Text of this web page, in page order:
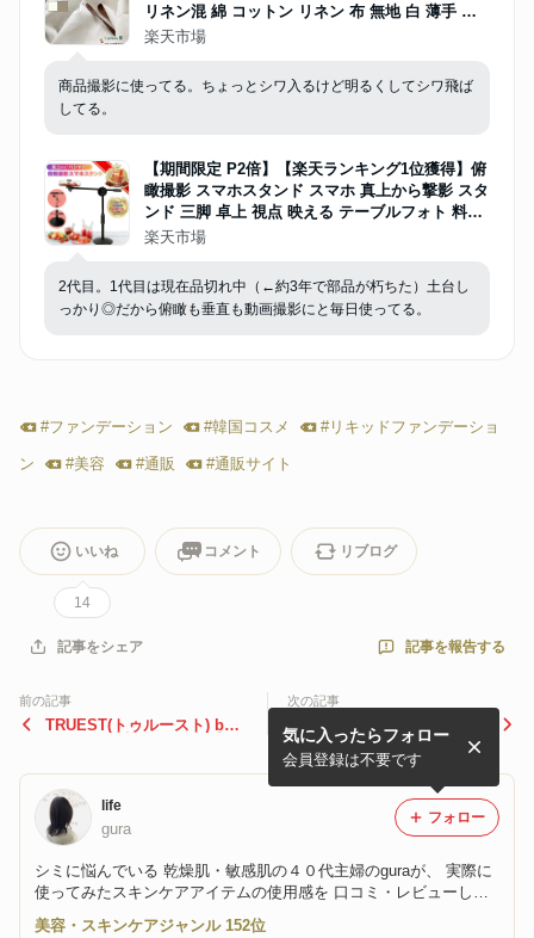
リネン混 綿 コットン リネン 布 無地 白 薄手 ガ
ーゼ 広幅 幅広 シンプル 手作り 手芸 可愛い おし
洋服 さらし マスク ハンカチ
楽天市場
商品撮影に使ってる。ちょっとシワ入るけど明るくしてシワ飛ば
してる。
【期間限定 P2倍】【楽天ランキング1位獲得】俯
瞰撮影 スマホスタンド スマホ 真上から撃影 スタ
ンド 三脚 卓上 視点 映える テーブルフォト 料理
動画 お絵書き 書道 編み物 DIY 手元撃影 商品撃
無料】
楽天市場
2代目。1代目は現在品切れ中（←約3年で部品が朽ちた）土台し
っかり◎だから俯瞰も垂直も動画撮影にと毎日使ってる。
#ファンデーション #韓国コスメ #リキッドファンデーショ
ン #美容 #通販 #通販サイト
いいね
14
コメント リブログ
記事をシェア 記事を報告する
前の記事
TRUEST(トゥルースト) by
ミ
次の記事
【お買い物マラソン開催中】
楽天で即ポチしたもの
life
gura
シミに悩んでいる 乾燥肌・敏感肌の４０代主婦のguraが、 実際に
使ってみたスキンケアアイテムの使用感を 口コミ・レビューして
いる美容ブログです。
気に入ったらフォロー
会員登録は不要です
フォロー
美容・スキンケアジャンル 152位